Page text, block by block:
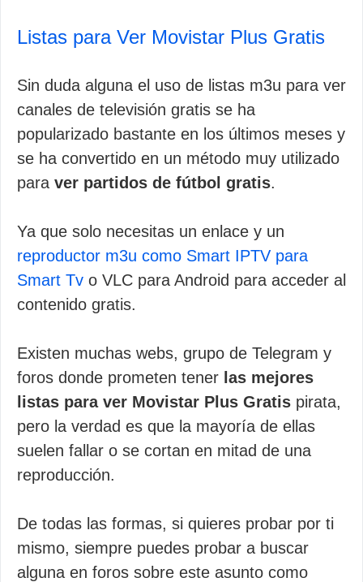
Listas para Ver Movistar Plus Gratis
Sin duda alguna el uso de listas m3u para ver
canales de televisión gratis se ha
popularizado bastante en los últimos meses y
se ha convertido en un método muy utilizado
para ver partidos de fútbol gratis.
Ya que solo necesitas un enlace y un
reproductor m3u como Smart IPTV para
Smart Tv o VLC para Android para acceder al
contenido gratis.
Existen muchas webs, grupo de Telegram y
foros donde prometen tener las mejores
listas para ver Movistar Plus Gratis pirata,
pero la verdad es que la mayoría de ellas
suelen fallar o se cortan en mitad de una
reproducción.
De todas las formas, si quieres probar por ti
mismo, siempre puedes probar a buscar
alguna en foros sobre este asunto como